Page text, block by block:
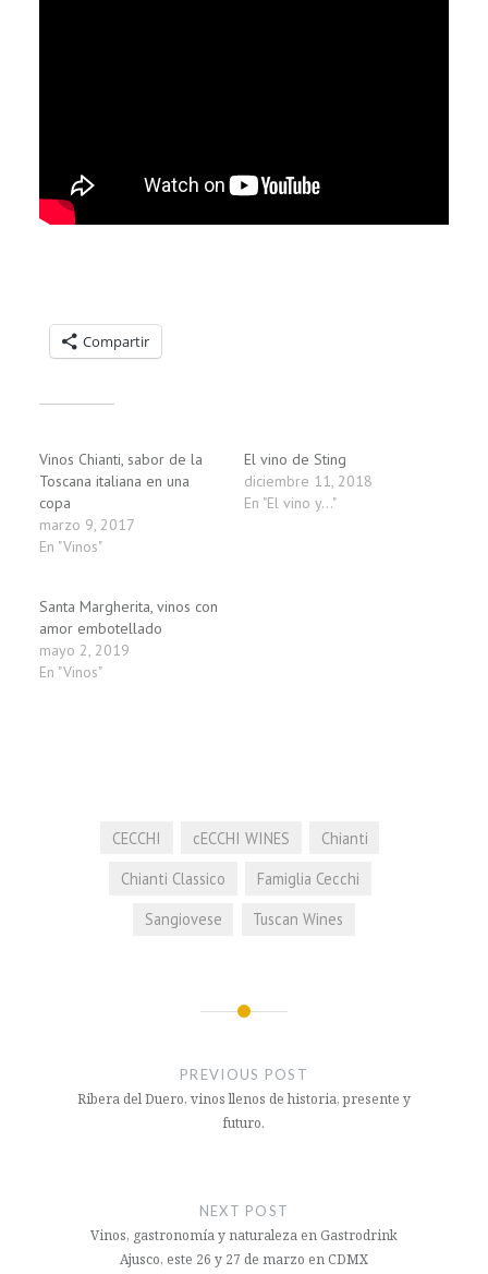
Compartir
Vinos Chianti, sabor de la
Toscana italiana en una
copa
marzo 9, 2017
En "Vinos"
El vino de Sting
diciembre 11, 2018
En "El vino y..."
Santa Margherita, vinos con
amor embotellado
mayo 2, 2019
En "Vinos"
CECCHI cECCHI WINES
Chianti
Chianti Classico
Famiglia Cecchi
Sangiovese
Tuscan Wines
entradas
PREVIOUS POST
Ribera del Duero, vinos llenos de historia, presente y
futuro.
NEXT POST
Vinos, gastronomía y naturaleza en Gastrodrink
Ajusco, este 26 y 27 de marzo en CDMX